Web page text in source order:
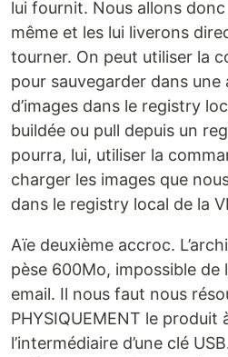
lui fournit. Nous allons
même et les lui liverons
tourner. On peut utiliser la
pour sauvegarder dans une
d’images dans le registry
buildée ou pull depuis un
pourra, lui, utiliser la
charger les images que
dans le registry local de la
Aïe deuxième accroc.
pèse 600Mo, impossible de
email. Il nous faut nous
PHYSIQUEMENT le produit
l’intermédiaire d’une clé